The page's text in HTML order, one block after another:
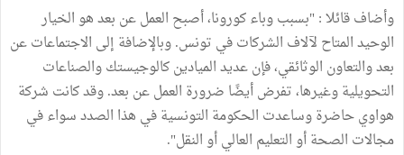
وأضاف قائلا : "بسبب وباء كورونا، أصبح العمل عن بعد هو الخيار
الوحيد المتاح لآلاف الشركات في تونس. وبالإضافة إلى الاجتماعات عن
بعد والتعاون الوثائقي، فإن عديد الميادين كالوجيستك والصناعات
التحويلية وغيرها، تفرض أيضًا ضرورة العمل عن بعد. وقد كانت شركة
هواوي حاضرة وساعدت الحكومة التونسية في هذا الصدد سواء في
مجالات الصحة أو التعليم العالي أو النقل".